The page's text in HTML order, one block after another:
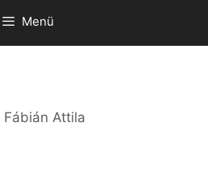
Menü
Fábián Attila